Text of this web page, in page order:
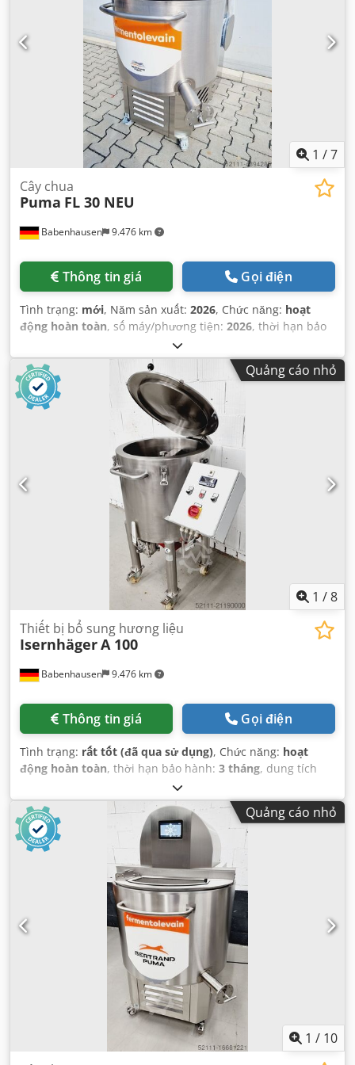
1 /7
Babenhausen 9.476 km
Cây chua
Puma FL 30 NEU
Thông tin giá Gọi điện
Tình trạng: mới, Năm sản xuất: 2026, Chức năng: hoạt
động hoàn toàn, số máy/phương tiện: 2026, thời hạn bảo
, điện áp đầu vào:
chứa:30 l, Được chứng nhận bởi DGUV đến:07/2027,
Quảng cáo nhỏ
1 /8
Babenhausen 9.476 km
Thiết bị bổ sung hương liệu
IsernhägerA 100
Thông tin giá Gọi điện
Tình trạng: rất tốt (đã qua sử dụng), Chức năng: hoạt
động hoàn toàn, thời hạn bảo hành: 3 tháng, dung tích
, điện áp đầu vào:
tích thùng chứa:100 l, tổng chiều rộng:995 mm, tổng
chiều dài:
870 mm , tổng chiều cao: 1.300 mm,
Quảng cáo nhỏ
1 / 10